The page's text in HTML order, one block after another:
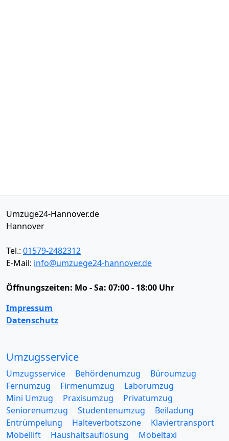
Umzüge24-Hannover.de
Hannover
Tel.: 01579-2482312
E-Mail: info@umzuege24-hannover.de
Öffnungszeiten: Mo - Sa: 07:00 - 18:00 Uhr
Impressum
Datenschutz
Umzugsservice
Umzugsservice Behördenumzug
Büroumzug
Fernumzug
Firmenumzug
Laborumzug
Mini Umzug
Praxisumzug
Privatumzug
Seniorenumzug
Studentenumzug
Beiladung
Entrümpelung
Halteverbotszone
Klaviertransport
Möbellift
Haushaltsauflösung
Möbeltaxi